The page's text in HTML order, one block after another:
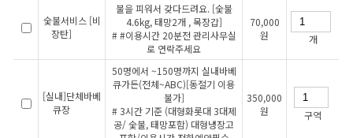
숯불서비스 [비
장탄]
불을 피워서 갖다드려요. [숯불
4.6kg, 태망2개 , 목장갑]
# #이용시간 20분전 관리사무실
로 연락주세요
70,000
원
개
[실내]단체바베
큐장
50명에서 ~150명까지 실내바베
큐가든(전체~ABC)[동절기 이용
불가]
# 3시간 기준 (대형화롯대 3대제
공/ 숯불, 태망포함) 대형냉장고
350,000
원
구역